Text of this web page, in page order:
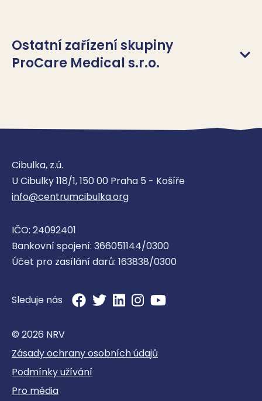
Ostatní zařízení skupiny
ProCare Medical s.r.o.
ProCare Medical s.r.o., Brandýs
Domácí zdravotní péče
ProCare Medical s.r.o., Brno
ProCare Medical s.r.o., Děčín
Domácí zdravotní péče
Cibulka, z.ú.
U Cibulky 118/1, 150 00 Praha 5 - Košíře
info@centrumcibulka.org
IČO: 24092401
Bankovní spojení: 366051144/0300
Účet pro zasílání darů: 163838/0300
Sleduje nás
© 2026 NRV
Zásady ochrany osobních údajů
Podmínky užívání
Pro média